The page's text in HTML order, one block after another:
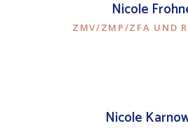
Nicole
ZMV/ZMP/ZFA UND
Nicole